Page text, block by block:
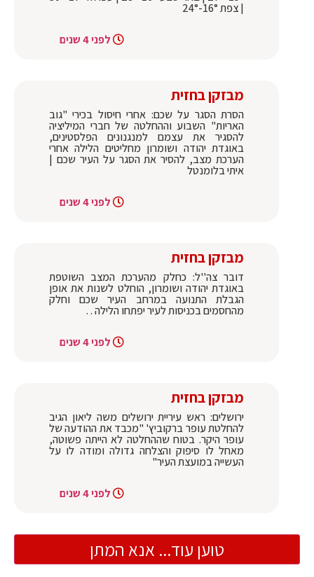
| צפת 16°-24°
לפני 4 שנים
מבזקן בחזית
הסרת הסגר על שכם: אחרי חיסול בכירי "גוב
האריות" השבוע וההחלטה של חברי המיליציה
להסגיר את עצמם למנגנונים הפלסטינים,
באוגדת יהודה ושומרון מחליטים הלילה אחרי
הערכת מצב, להסיר את הסגר על העיר שכם |
איתי בלומנטל
לפני 4 שנים
מבזקן בחזית
דובר צה''ל: כחלק מהערכת המצב השוטפת
באוגדת יהודה ושומרון, הוחלט לשנות את אופן
הגבלת התנועה במרחב העיר שכם וחלק
מהחסמים בכניסות לעיר יפתחו הלילה . .
לפני 4 שנים
מבזקן בחזית
ירושלים: ראש עיריית ירושלים משה ליאון הגיב
להחלטת עופר ברקוביץ' "מכבד את ההודעה של
עופר היקר. בטוח שההחלטה לא הייתה פשוטה,
מאחל לו סיפוק והצלחה גדולה ומודה לו על
העשייה במועצת העיר"
לפני 4 שנים
טוען עוד... אנא המתן